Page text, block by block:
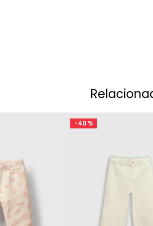
-40 %